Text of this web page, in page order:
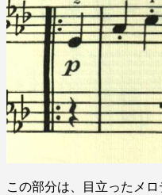
この部分は、目立ったメ